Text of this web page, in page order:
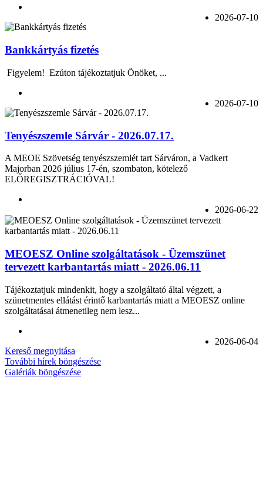
2026-07-10
Bankkártyás fizetés
Figyelem! Ezúton tájékoztatjuk Önöket, ...
2026-07-10
Tenyészszemle Sárvár - 2026.07.17.
A MEOE Szövetség tenyészszemlét tart Sárváron, a Vadkert
Majorban 2026 július 17-én, szombaton, kötelező
ELŐREGISZTRÁCIÓVAL!
2026-06-22
MEOESZ Online szolgáltatások - Üzemszünet
tervezett karbantartás miatt - 2026.06.11
Tájékoztatjuk mindenkit, hogy a szolgáltató által végzett, a
szünetmentes ellátást érintő karbantartás miatt a MEOESZ online
szolgáltatásai átmenetileg nem lesz...
2026-06-04
Kereső megnyitása
További hírek böngészése
Galériák böngészése